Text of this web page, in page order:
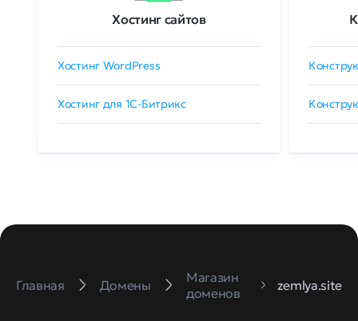
Хостинг сайтов
Хостинг WordPress
Хостинг для 1C-Битрикс
Главная Домены
Магазин
доменов
zemlya.site